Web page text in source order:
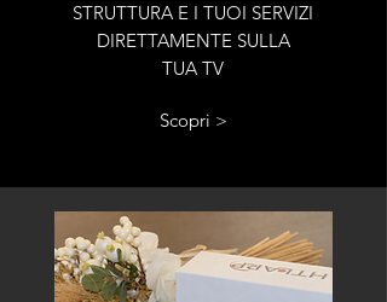
STRUTTURA E I TUOI SERVIZI
DIRETTAMENTE SULLA
TUA TV
Scopri >